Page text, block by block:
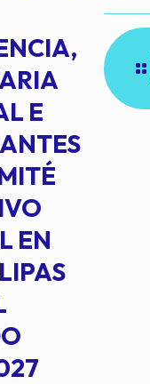
E
EN